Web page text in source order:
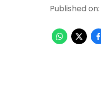
Published on: